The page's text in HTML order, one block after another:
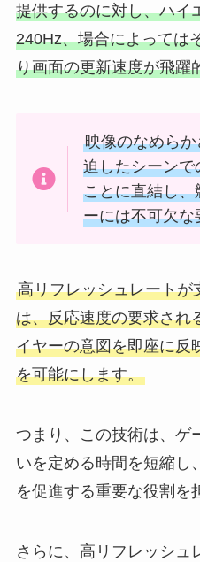
提供するのに対し、ハイ
240Hz、場合によっては
り画面の更新速度が飛躍
映像のなめら
迫したシーン
ことに直結し
ーには不可欠
高リフレッシュレートが
は、反応速度の要求され
イヤーの意図を即座に反
を可能にします。
つまり、この技術は、ゲ
いを定める時間を短縮し
を促進する重要な役割を
さらに、高リフレッシュ